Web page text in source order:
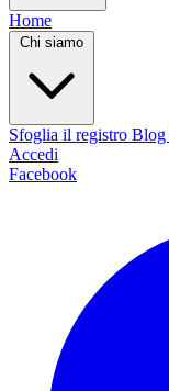
Home
Chi siamo
Sfoglia il registro Blog
Accedi
Facebook